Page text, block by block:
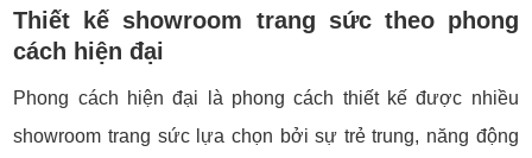
Thiết kế showroom trang sức theo phong
cách hiện đại
Phong cách hiện đại là phong cách thiết kế được nhiều
showroom trang sức lựa chọn bởi sự trẻ trung, năng động